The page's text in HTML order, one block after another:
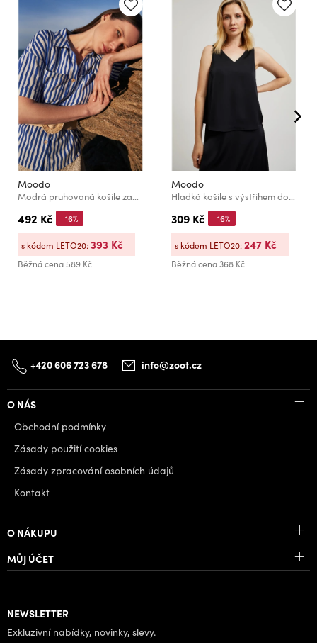
Moodo
Modrá pruhovaná košile zapínaná na knoflíky s kapsami Moodo
492 Kč
Běžná cena589 Kč
-16%
s kódem LETO20:393 Kč
Moodo
Hladká košile s výstřihem do véčka černá Moodo
309 Kč
Běžná cena368 Kč
-16%
s kódem LETO20:247 Kč
+420 606 723 678 info@zoot.cz
O NÁS
Obchodní podmínky
Zásady použití cookies
Zásady zpracování osobních údajů
Kontakt
O NÁKUPU
MŮJ ÚČET
NEWSLETTER
Exkluzivní nabídky, novinky, slevy.